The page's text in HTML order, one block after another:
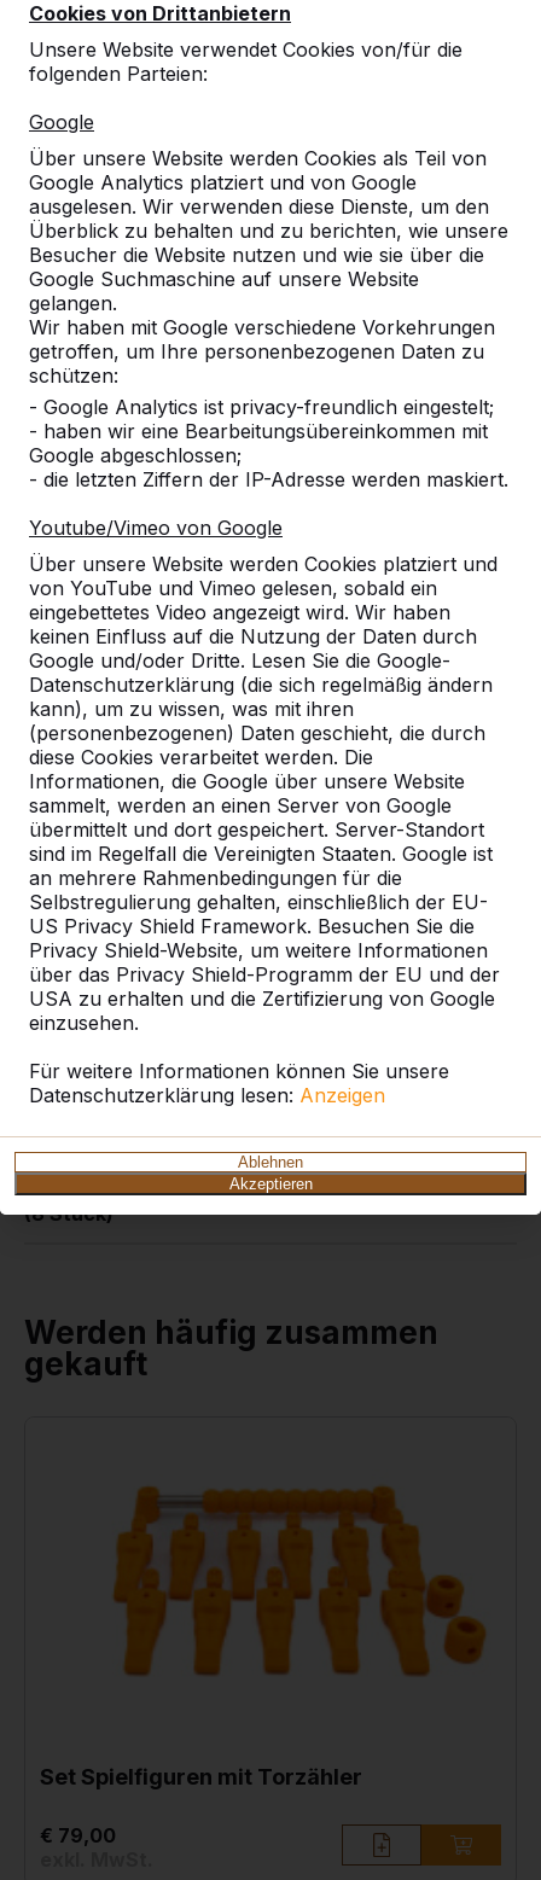
Cookies von Drittanbietern
Unsere Website verwendet Cookies von/für die
folgenden Parteien:
Google
Über unsere Website werden Cookies als Teil von
Google Analytics platziert und von Google
ausgelesen. Wir verwenden diese Dienste, um den
Überblick zu behalten und zu berichten, wie unsere
Besucher die Website nutzen und wie sie über die
Google Suchmaschine auf unsere Website
gelangen.
Wir haben mit Google verschiedene Vorkehrungen
getroffen, um Ihre personenbezogenen Daten zu
schützen:
- Google Analytics ist privacy-freundlich eingestelt;
- haben wir eine Bearbeitungsübereinkommen mit
Google abgeschlossen;
- die letzten Ziffern der IP-Adresse werden maskiert.
Youtube/Vimeo von Google
Über unsere Website werden Cookies platziert und
von YouTube und Vimeo gelesen, sobald ein
eingebettetes Video angezeigt wird. Wir haben
keinen Einfluss auf die Nutzung der Daten durch
Google und/oder Dritte. Lesen Sie die Google-
Datenschutzerklärung (die sich regelmäßig ändern
kann), um zu wissen, was mit ihren
(personenbezogenen) Daten geschieht, die durch
diese Cookies verarbeitet werden. Die
Informationen, die Google über unsere Website
sammelt, werden an einen Server von Google
übermittelt und dort gespeichert. Server-Standort
sind im Regelfall die Vereinigten Staaten. Google ist
an mehrere Rahmenbedingungen für die
Selbstregulierung gehalten, einschließlich der EU-
US Privacy Shield Framework. Besuchen Sie die
Privacy Shield-Website, um weitere Informationen
über das Privacy Shield-Programm der EU und der
USA zu erhalten und die Zertifizierung von Google
einzusehen.
Für weitere Informationen können Sie unsere
Datenschutzerklärung lesen: Anzeigen
Ablehnen
Akzeptieren
15reviews
€ 375,00exkl. MwSt.
Anzahl
Zur Bestellung hinzufügen
berechnet. Das Paket wird nach Eingang der Zahlung
Massive Griffstangen für
das Tischfußballspiel
Möchten Sie Ihr HeBlad Tischfußballspiel mit neuen
Griffstangen ausstatten, können Sie ein vollständiges
neues Set bestellen. Dieses Set besteht aus 8
massiven 16 mm Griffstangen . Die Griffstangen sind
aus massivem rostfreiem Stahl 316L und
unempfindlich in salzhaltiger Seeluft.
Spezifikationen
Produktcode
Material Roestvrij staal, rubber
Produkteigenschaften
Komplettes Stangenset
(8 Stück)
Werden häufig zusammen
gekauft
Set Spielfiguren mit Torzähler
€ 79,00